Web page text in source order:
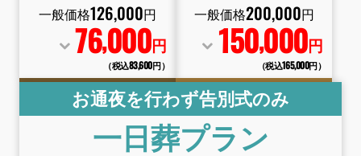
一般価格126,000円
76,000円
（税込83,600円）
一般価格200,000円
150,000円
（税込165,000円）
お通夜を行わず告別式のみ
一日葬プラン